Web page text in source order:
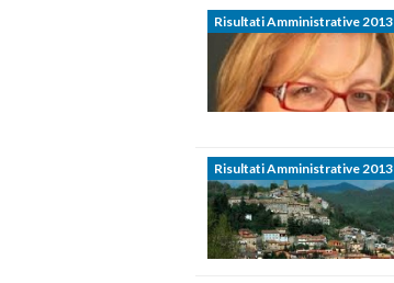
Risultati Amministrative 2013
Risultati Amministrative 2013